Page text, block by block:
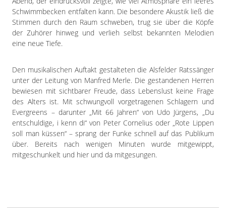
Schwimmbecken entfalten kann. Die besondere Akustik ließ die
Stimmen durch den Raum schweben, trug sie über die Köpfe
der Zuhörer hinweg und verlieh selbst bekannten Melodien
eine neue Tiefe.
Den musikalischen Auftakt gestalteten die Alsfelder Ratssänger
unter der Leitung von Manfred Merle. Die gestandenen Herren
bewiesen mit sichtbarer Freude, dass Lebenslust keine Frage
des Alters ist. Mit schwungvoll vorgetragenen Schlagern und
Evergreens – darunter „Mit 66 Jahren“ von Udo Jürgens, „Du
entschuldige, i kenn di“ von Peter Cornelius oder „Rote Lippen
soll man küssen“ – sprang der Funke schnell auf das Publikum
über. Bereits nach wenigen Minuten wurde mitgewippt,
mitgeschunkelt und hier und da mitgesungen.